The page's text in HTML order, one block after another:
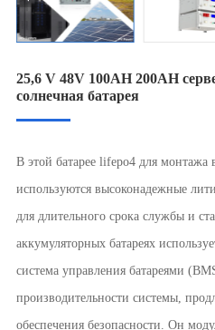
25,6 V 48V 100AH 200AH
солнечная батарея
В этой батарее lifepo4 для монтажа
используются высоконадежные
для длительного срока службы и
аккумуляторных батареях
система управления батареями
производительности системы,
обеспечения безопасности. Он